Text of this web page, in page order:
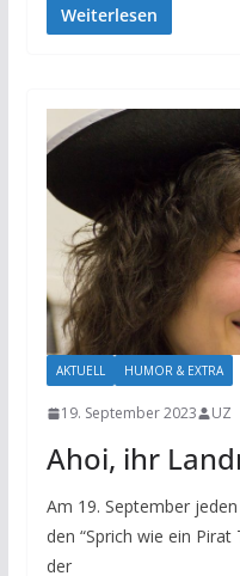
Weiterlesen
AKTUELL HUMOR & EXTRA
19. September 2023 UZ
Ahoi, ihr
Am 19. September
den “Sprich wie ein
der